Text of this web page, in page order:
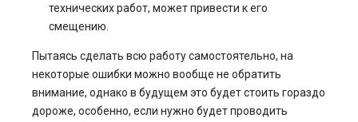
технических работ, может привести к его
смещению.
Пытаясь сделать всю работу самостоятельно, на
некоторые ошибки можно вообще не обратить
внимание, однако в будущем это будет стоить гораздо
дороже, особенно, если нужно будет проводить